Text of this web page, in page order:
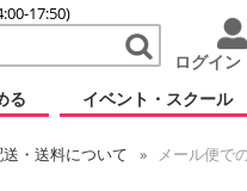
17:50)
ログイン
る イベント・スクール
・送料について メール便で